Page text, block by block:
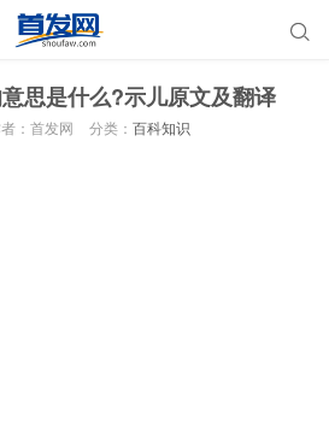

意思是什么?示儿原文及翻译
：首发网 分类： 百科知识